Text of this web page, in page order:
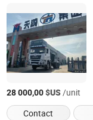
28 000,00$US/unit
Contact